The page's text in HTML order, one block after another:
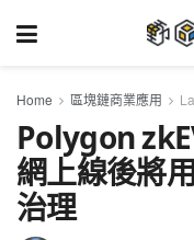
Home 區塊鏈商業應用
Polygon
網上線後將
治理